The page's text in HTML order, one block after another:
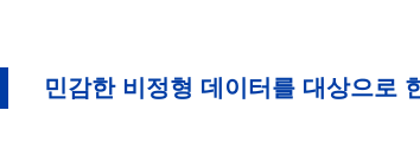
민감한 비정형 데이터를 대상으로